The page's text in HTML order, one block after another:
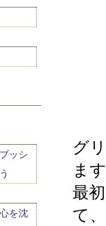
ッシ
を沈
グ
ま
最
て